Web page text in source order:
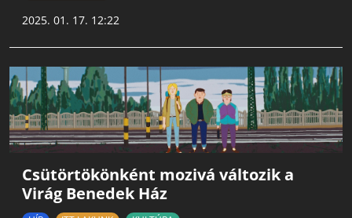
2025. 01. 17. 12:22
Csütörtökönként mozivá változik a
Virág Benedek Ház